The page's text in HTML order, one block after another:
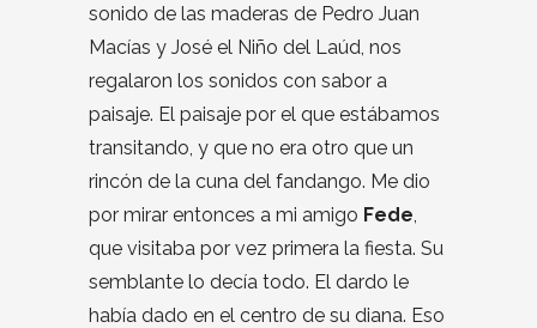
sonido de las maderas de Pedro Juan
Macías y José el Niño del Laúd, nos
regalaron los sonidos con sabor a
paisaje. El paisaje por el que estábamos
transitando, y que no era otro que un
rincón de la cuna del fandango. Me dio
por mirar entonces a mi amigo Fede
que visitaba por vez primera la fiesta. Su
semblante lo decía todo. El dardo le
había dado en el centro de su diana. Eso